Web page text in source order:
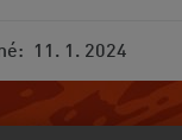
11. 1. 2024